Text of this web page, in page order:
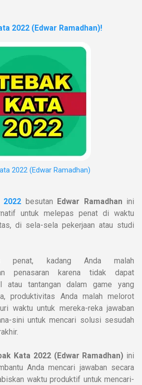
2022 (Edwar Ramadhan)!
2022 (Edwar Ramadhan)
2022 besutan Edwar Ramadhan ini
untuk melepas penat di waktu
di sela-sela pekerjaan atau studi
penat, kadang Anda malah
penasaran karena tidak dapat
atau tantangan dalam game yang
produktivitas Anda malah melorot
waktu untuk mereka-reka jawaban
sini untuk mencari solusi sesudah
Kata 2022 (Edwar Ramadhan) ini
Anda mencari jawaban secara
waktu produktif untuk mencari-